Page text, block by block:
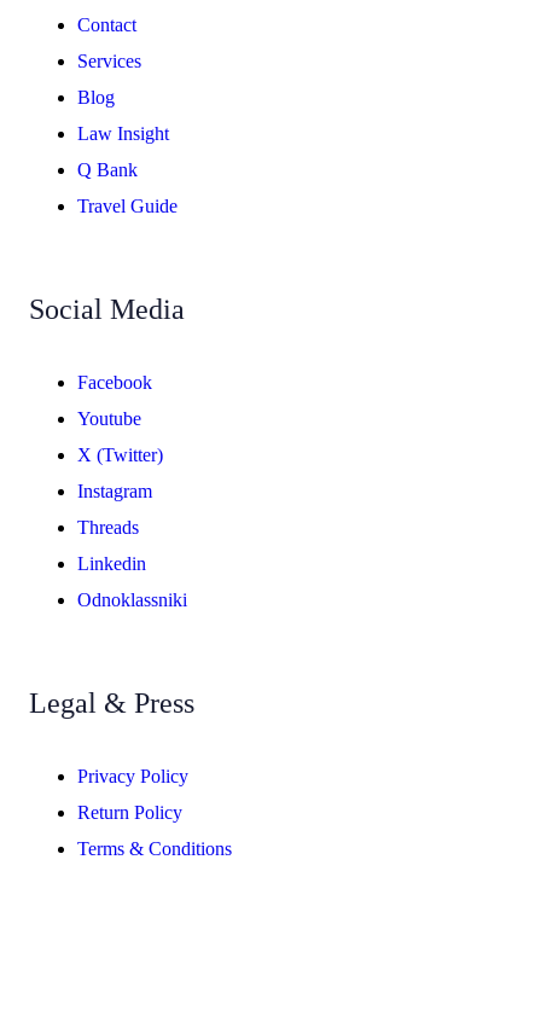
Contact
Services
Blog
Law Insight
Q Bank
Travel Guide
Social Media
Facebook
Youtube
X (Twitter)
Instagram
Threads
Linkedin
Odnoklassniki
Legal & Press
Privacy Policy
Return Policy
Terms & Conditions